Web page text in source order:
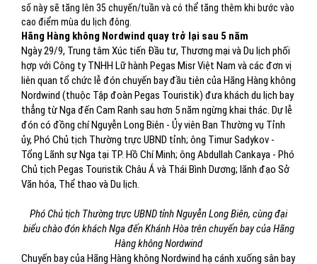
số này sẽ tăng lên 35 chuyến/tuần và có thể tăng thêm khi bước vào
cao điểm mùa du lịch đông.
Hãng Hàng không Nordwind quay trở lại sau 5 năm
Ngày 29/9, Trung tâm Xúc tiến Đầu tư, Thương mại và Du lịch phối
hợp với Công ty TNHH Lữ hành Pegas Misr Việt Nam và các đơn vị
liên quan tổ chức lễ đón chuyến bay đầu tiên của Hãng Hàng không
Nordwind (thuộc Tập đoàn Pegas Touristik) đưa khách du lịch bay
thẳng từ Nga đến Cam Ranh sau hơn 5 năm ngừng khai thác. Dự lễ
đón có đồng chí Nguyễn Long Biên - Ủy viên Ban Thường vụ Tỉnh
ủy, Phó Chủ tịch Thường trực UBND tỉnh; ông Timur Sadykov -
Tổng Lãnh sự Nga tại TP. Hồ Chí Minh; ông Abdullah Cankaya - Phó
Chủ tịch Pegas Touristik Châu Á và Thái Bình Dương; lãnh đạo Sở
Văn hóa, Thể thao và Du lịch.
Phó Chủ tịch Thường trực UBND tỉnh Nguyễn Long Biên, cùng đại
biểu chào đón khách Nga đến Khánh Hòa trên chuyến bay của Hãng
Hàng không Nordwind
Chuyến bay của Hãng Hàng không Nordwind hạ cánh xuống sân bay